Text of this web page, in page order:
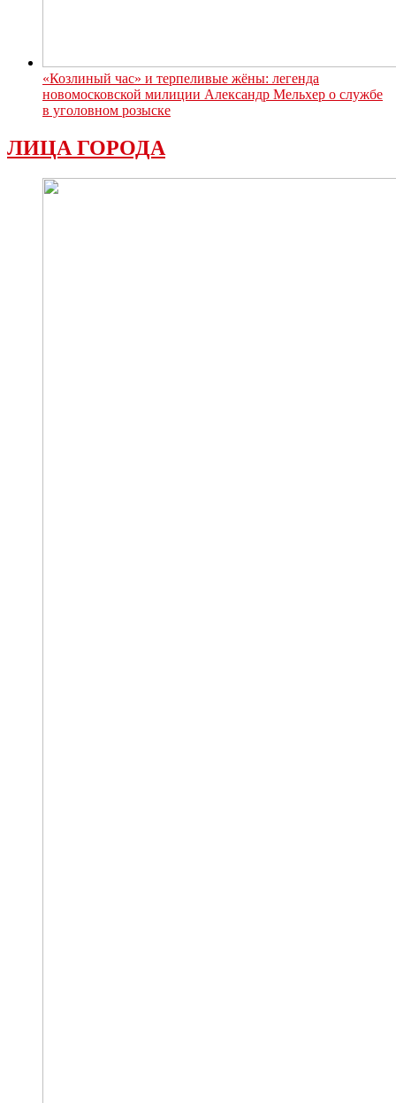
«Козлиный час» и терпеливые жёны: легенда
новомосковской милиции Александр Мельхер о службе
в уголовном розыске
ЛИЦА ГОРОДА